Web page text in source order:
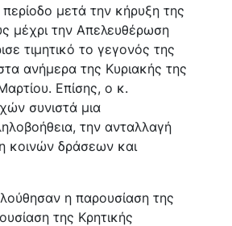
μετά την κήρυξη της
μέχρι την Απελευθέρωση
τιμητικό το γεγονός της
ανήμερα της Κυριακής της
Επίσης, ο κ.
συνιστά μια
την ανταλλαγή
κοινών δράσεων και
η παρουσίαση της
της Κρητικής